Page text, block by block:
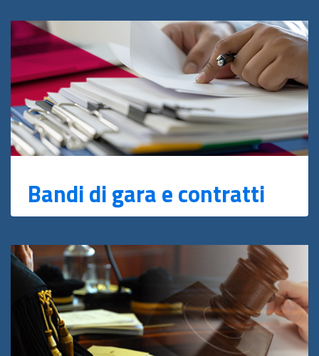
Bandi di gara e contratti